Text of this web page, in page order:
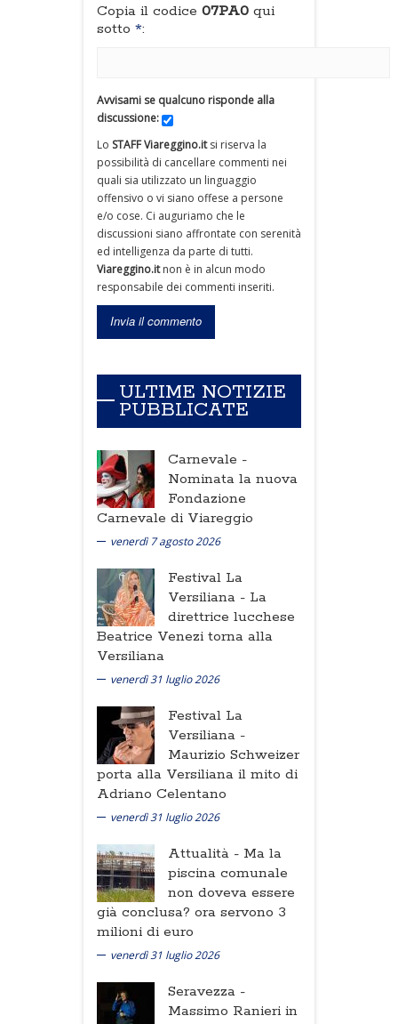
Copia il codice 07PA0 qui
sotto *:
Avvisami se qualcuno risponde alla
discussione:
Lo STAFF Viareggino.itsi riserva la
possibilità di cancellare commenti nei
quali sia utilizzato un linguaggio
offensivo o vi siano offese a persone
e/o cose. Ci auguriamo che le
discussioni siano affrontate con serenità
ed intelligenza da parte di tutti.
Viareggino.itnon è in alcun modo
responsabile dei commenti inseriti.
ULTIME NOTIZIE
PUBBLICATE
Carnevale -
Nominata la nuova
Fondazione
Carnevale di Viareggio
venerdì 7 agosto 2026
Festival La
Versiliana - La
direttrice lucchese
Beatrice Venezi torna alla
Versiliana
venerdì 31 luglio 2026
Festival La
Versiliana -
Maurizio Schweizer
porta alla Versiliana il mito di
Adriano Celentano
venerdì 31 luglio 2026
Attualità - Ma la
piscina comunale
non doveva essere
già conclusa? ora servono 3
milioni di euro
venerdì 31 luglio 2026
Seravezza -
Massimo Ranieri in